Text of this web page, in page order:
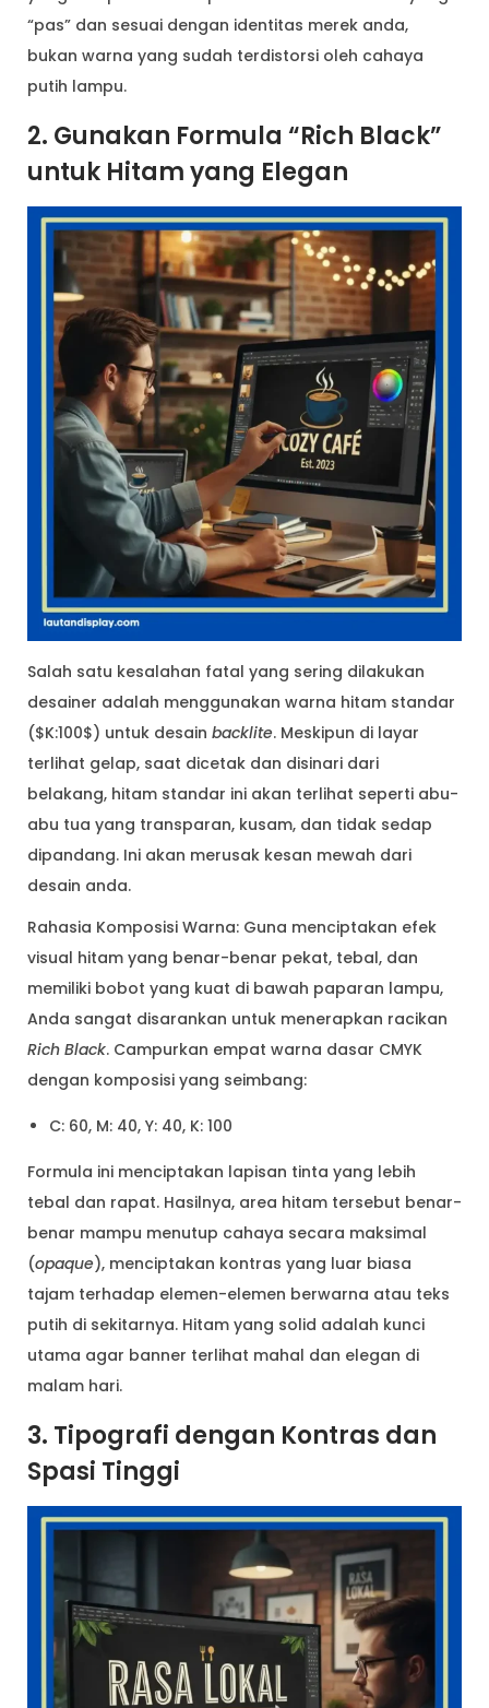
“pas” dan sesuai dengan identitas merek anda,
bukan warna yang sudah terdistorsi oleh cahaya
putih lampu.
2. Gunakan Formula “Rich Black”
untuk Hitam yang Elegan
Salah satu kesalahan fatal yang sering dilakukan
desainer adalah menggunakan warna hitam standar
($K:100$) untuk desain backlite. Meskipun di layar
terlihat gelap, saat dicetak dan disinari dari
belakang, hitam standar ini akan terlihat seperti abu-
abu tua yang transparan, kusam, dan tidak sedap
dipandang. Ini akan merusak kesan mewah dari
desain anda.
Rahasia Komposisi Warna: Guna menciptakan efek
visual hitam yang benar-benar pekat, tebal, dan
memiliki bobot yang kuat di bawah paparan lampu,
Anda sangat disarankan untuk menerapkan racikan
Rich Black. Campurkan empat warna dasar CMYK
dengan komposisi yang seimbang:
C: 60, M: 40, Y: 40, K: 100
Formula ini menciptakan lapisan tinta yang lebih
tebal dan rapat. Hasilnya, area hitam tersebut benar-
benar mampu menutup cahaya secara maksimal
(opaque), menciptakan kontras yang luar biasa
tajam terhadap elemen-elemen berwarna atau teks
putih di sekitarnya. Hitam yang solid adalah kunci
utama agar banner terlihat mahal dan elegan di
malam hari.
3. Tipografi dengan Kontras dan
Spasi Tinggi